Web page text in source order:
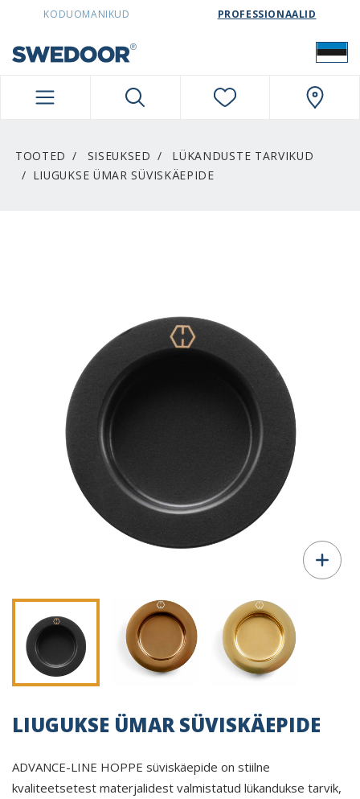
SWEDOORESTONIA NAVIGATION
KODUOMANIKUD PROFESSIONAALID
TOOTED SISEUKSED
LÜKANDUSTE TARVIKUD
LIUGUKSE ÜMAR SÜVISKÄEPIDE
LIUGUKSE ÜMAR SÜVISKÄEPIDE
ADVANCE-LINE HOPPE süviskäepide on stiilne
kvaliteetsetest materjalidest valmistatud lükandukse tarvik,